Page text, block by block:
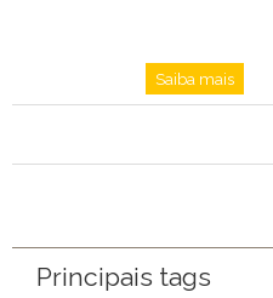
Saiba mais
Principais tags